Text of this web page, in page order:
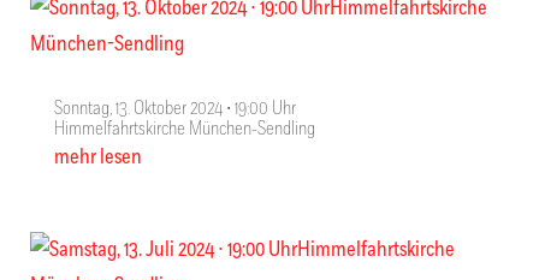
Sonntag, 13. Oktober 2024 ∙ 19:00 Uhr
Himmelfahrtskirche München-Sendling
mehr lesen